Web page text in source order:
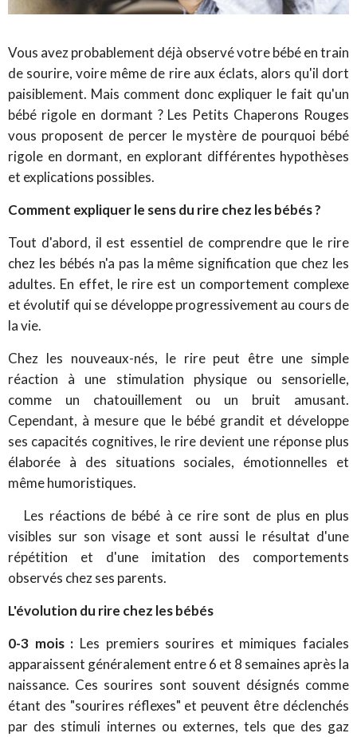
Vous avez probablement déjà observé votre bébé en train
de sourire, voire même de rire aux éclats, alors qu'il dort
paisiblement. Mais comment donc expliquer le fait qu'un
bébé rigole en dormant ? Les Petits Chaperons Rouges
vous proposent de percer le mystère de pourquoi bébé
rigole en dormant, en explorant différentes hypothèses
et explications possibles.
Comment expliquer le sens du rire chez les bébés ?
Tout d'abord, il est essentiel de comprendre que le rire
chez les bébés n'a pas la même signification que chez les
adultes. En effet, le rire est un comportement complexe
et évolutif qui se développe progressivement au cours de
la vie.
Chez les nouveaux-nés, le rire peut être une simple
réaction à une stimulation physique ou sensorielle,
comme un chatouillement ou un bruit amusant.
Cependant, à mesure que le bébé grandit et développe
ses capacités cognitives, le rire devient une réponse plus
élaborée à des situations sociales, émotionnelles et
même humoristiques.
Les réactions de bébé à ce rire sont de plus en plus
visibles sur son visage et sont aussi le résultat d'une
répétition et d'une imitation des comportements
observés chez ses parents.
L'évolution du rire chez les bébés
0-3 mois : Les premiers sourires et mimiques faciales
apparaissent généralement entre 6 et 8 semaines après la
naissance. Ces sourires sont souvent désignés comme
étant des "sourires réflexes" et peuvent être déclenchés
par des stimuli internes ou externes, tels que des gaz